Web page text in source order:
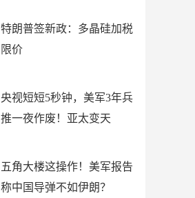
特朗普签新政：多晶硅加税
限价
央视短短5秒钟，美军3年兵
推一夜作废！亚太变天
五角大楼这操作！美军报告
称中国导弹不如伊朗？